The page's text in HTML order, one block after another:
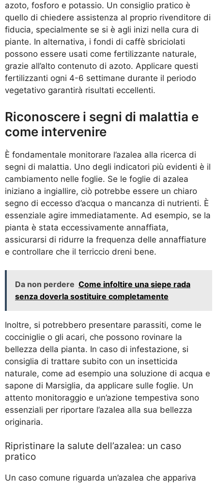
azoto, fosforo e potassio. Un consiglio pratico è
quello di chiedere assistenza al proprio rivenditore di
fiducia, specialmente se si è agli inizi nella cura di
piante. In alternativa, i fondi di caffè sbriciolati
possono essere usati come fertilizzante naturale,
grazie all’alto contenuto di azoto. Applicare questi
fertilizzanti ogni 4-6 settimane durante il periodo
vegetativo garantirà risultati eccellenti.
Riconoscere i segni di malattia e
come intervenire
È fondamentale monitorare l’azalea alla ricerca di
segni di malattia. Uno degli indicatori più evidenti è il
cambiamento nelle foglie. Se le foglie di azalea
iniziano a ingiallire, ciò potrebbe essere un chiaro
segno di eccesso d’acqua o mancanza di nutrienti. È
essenziale agire immediatamente. Ad esempio, se la
pianta è stata eccessivamente annaffiata,
assicurarsi di ridurre la frequenza delle annaffiature
e controllare che il terriccio dreni bene.
Da non perdere Come infoltire una siepe rada
senza doverla sostituire completamente
Inoltre, si potrebbero presentare parassiti, come le
cocciniglie o gli acari, che possono rovinare la
bellezza della pianta. In caso di infestazione, si
consiglia di trattare subito con un insetticida
naturale, come ad esempio una soluzione di acqua e
sapone di Marsiglia, da applicare sulle foglie. Un
attento monitoraggio e un’azione tempestiva sono
essenziali per riportare l’azalea alla sua bellezza
originaria.
Ripristinare la salute dell’azalea: un caso
pratico
Un caso comune riguarda un’azalea che appariva